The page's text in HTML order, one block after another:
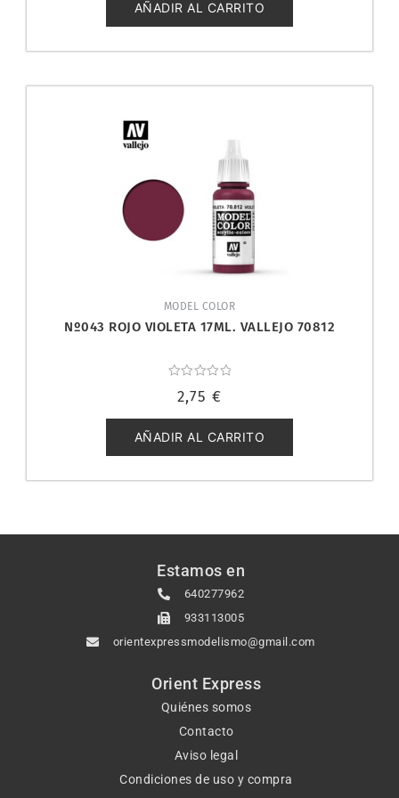
5
AÑADIR AL CARRITO
MODEL COLOR
Nº043 ROJO VIOLETA 17ML. VALLEJO 70812
con
de
5
2,75 €
AÑADIR AL CARRITO
Estamos en
640277962
933113005
orientexpressmodelismo@gmail.com
Orient Express
Quiénes somos
Contacto
Aviso legal
Condiciones de uso y compra